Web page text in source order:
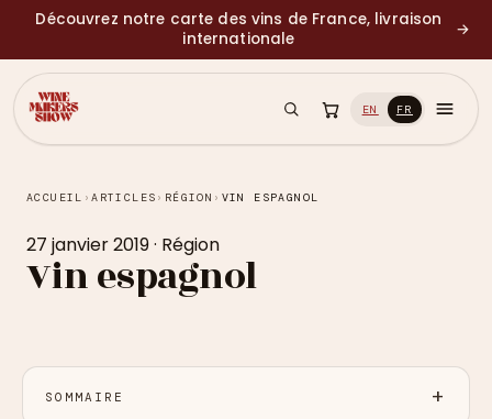
Découvrez notre carte des vins de France, livraison
internationale
→
EN FR
ACCUEIL ›ARTICLES › RÉGION › VIN ESPAGNOL
27 janvier 2019· Région
Vin espagnol
SOMMAIRE